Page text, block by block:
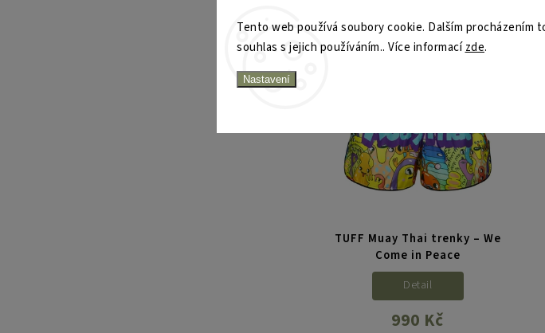
Tento web používá soubory cookie. Dalším procházením
souhlas s jejich používáním.. Více informacízde.
Nastavení
TUFF Muay Thai trenky – We
Come in Peace
990 Kč
Detail